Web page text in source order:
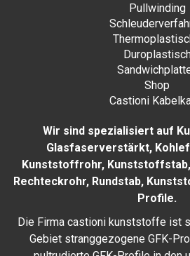
Pullwinding
Shop
Castioni
Wir sind spezialisiert auf
Glasfaserverstärkt,
Kunststoffrohr,
Rechteckrohr, Rundstab,
Profile.
Die Firma castioni kunststoffe ist
Gebiet stranggezogene GFK-